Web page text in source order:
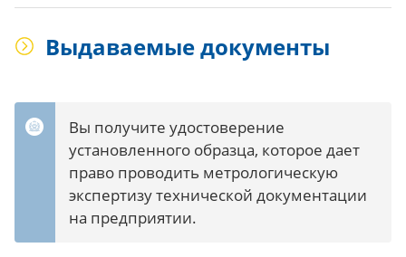
Выдаваемые документы
Вы получите удостоверение
установленного образца, которое дает
право проводить метрологическую
экспертизу технической документации
на предприятии.